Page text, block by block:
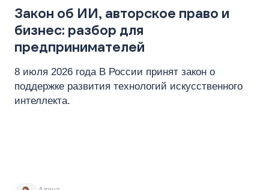
Закон об ИИ, авторское право и
бизнес: разбор для
предпринимателей
8 июля 2026 года В России принят закон о
поддержке развития технологий искусственного
интеллекта.